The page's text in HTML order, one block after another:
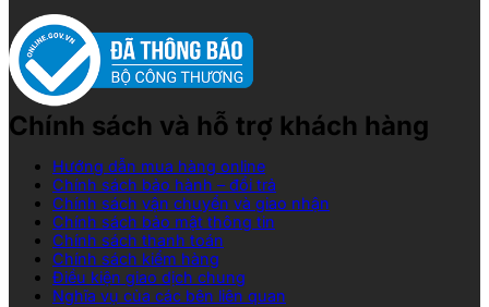
Chính sách và hỗ trợ khách hàng
Hướng dẫn mua hàng online
Chính sách bảo hành – đổi trả
Chính sách vận chuyển và giao nhận
Chính sách bảo mật thông tin
Chính sách thanh toán
Chính sách kiểm hàng
Điều kiện giao dịch chung
Nghĩa vụ của các bên liên quan